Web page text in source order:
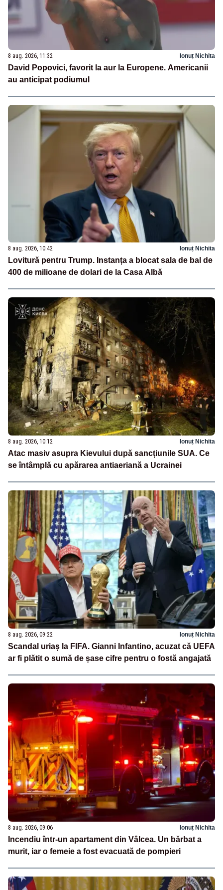
8 aug. 2026, 11:32 Ionuț Nichita
David Popovici, favorit la aur la Europene. Americanii
au anticipat podiumul
8 aug. 2026, 10:42 Ionuț Nichita
Lovitură pentru Trump. Instanța a blocat sala de bal de
400 de milioane de dolari de la Casa Albă
8 aug. 2026, 10:12 Ionuț Nichita
Atac masiv asupra Kievului după sancțiunile SUA. Ce
se întâmplă cu apărarea antiaeriană a Ucrainei
8 aug. 2026, 09:22 Ionuț Nichita
Scandal uriaș la FIFA. Gianni Infantino, acuzat că UEFA
ar fi plătit o sumă de șase cifre pentru o fostă angajată
8 aug. 2026, 09:06 Ionuț Nichita
Incendiu într-un apartament din Vâlcea. Un bărbat a
murit, iar o femeie a fost evacuată de pompieri